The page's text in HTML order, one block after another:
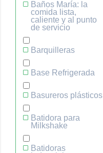
Baños María: la
comida lista,
caliente y al punto
de servicio
Barquilleras
Base Refrigerada
Basureros plásticos
Batidora para
Milkshake
Batidoras